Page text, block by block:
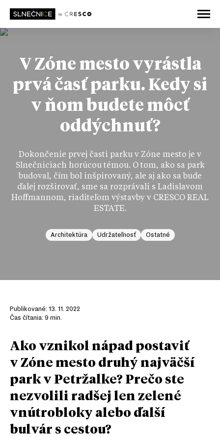
V Zóne mesto vyrástla
prvá časť parku. Kedy si
v ňom budete môcť
oddýchnuť?
Dokončenie prvej časti parku v Zóne mesto je v
Slnečniciach horúcou témou. O tom, ako sa park
budoval, čím bol inšpirovaný, ale aj ako sa bude
ďalej rozširovať, sme sa rozprávali s Ladislavom
Hoffmannom, riaditeľom výstavby v CRESCO REAL
ESTATE.
Architektúra Udržateľnosť Ostatné
Publikované: 13. 11. 2022
Čas čítania: 9 min.
Ako vznikol nápad postaviť
v Zóne mesto druhý najväčší
park v Petržalke? Prečo ste
nezvolili radšej len zelené
vnútrobloky alebo ďalší
bulvár s cestou?